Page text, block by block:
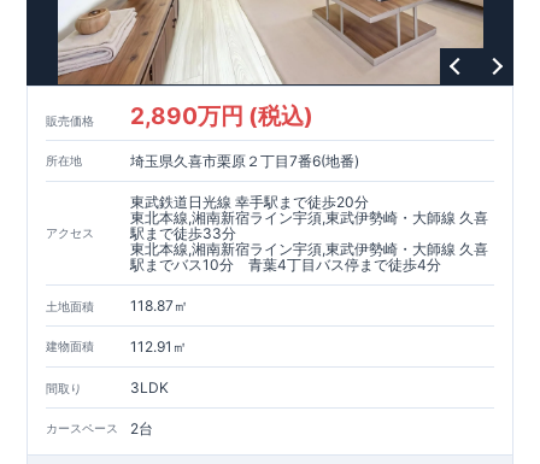
販売価格 2,890万円 (税込)
所在地 埼玉県久喜市栗原２丁目7番6(地番)
アクセス
東武鉄道日光線 幸手駅まで徒歩20分
東北本線,湘南新宿ライン宇須,東武伊勢崎・大師線 久喜
駅まで徒歩33分
東北本線,湘南新宿ライン宇須,東武伊勢崎・大師線 久喜
駅までバス10分 青葉4丁目バス停まで徒歩4分
土地面積 118.87㎡
建物面積 112.91㎡
間取り 3LDK
カースペース 2台